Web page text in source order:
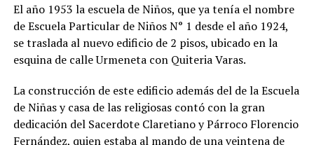
El año 1953 la escuela de Niños, que ya tenía el nombre
de Escuela Particular de Niños N° 1 desde el año 1924,
se traslada al nuevo edificio de 2 pisos, ubicado en la
esquina de calle Urmeneta con Quiteria Varas.
La construcción de este edificio además del de la Escuela
de Niñas y casa de las religiosas contó con la gran
dedicación del Sacerdote Claretiano y Párroco Florencio
Fernández, quien estaba al mando de una veintena de